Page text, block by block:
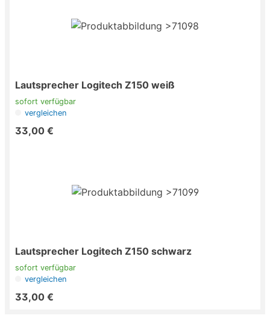
Lautsprecher Logitech Z150 weiß
sofort verfügbar
vergleichen
33,00 €
Lautsprecher Logitech Z150 schwarz
sofort verfügbar
vergleichen
33,00 €